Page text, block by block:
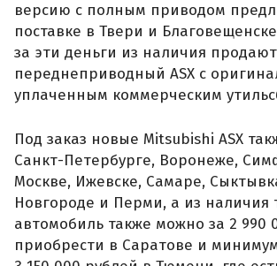
версию с полным приводом
поставке в Твери и
за эти деньги из наличия продают
переднеприводный ASX с
уплаченным коммерческим
Под заказ новые Mitsubishi ASX
Санкт-Петербурге, Воронеже,
Москве, Ижевске, Самаре,
Новгороде и Перми, а из наличия
автомобиль также можно за 2 990
приобрести в Саратове и